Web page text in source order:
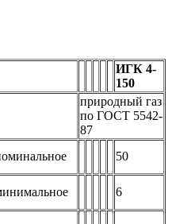
ИГК 4-
150
природный газ
по ГОСТ 5542-
87
50
6